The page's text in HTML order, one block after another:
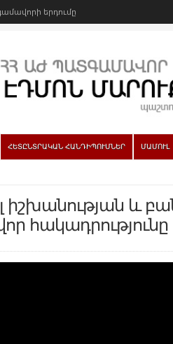
երդումը
ՀԵՏԸՆՏՐԱԿԱՆ ՀԱՆԴԻՊՈՒՄՆԵՐ ՄԱՄՈՒԼ
իշխանության և
հակադրությունը